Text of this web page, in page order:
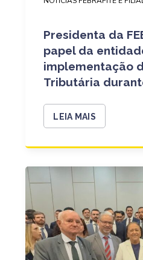
Presidenta da
papel da
implementação
Tributária
LEIA MAIS